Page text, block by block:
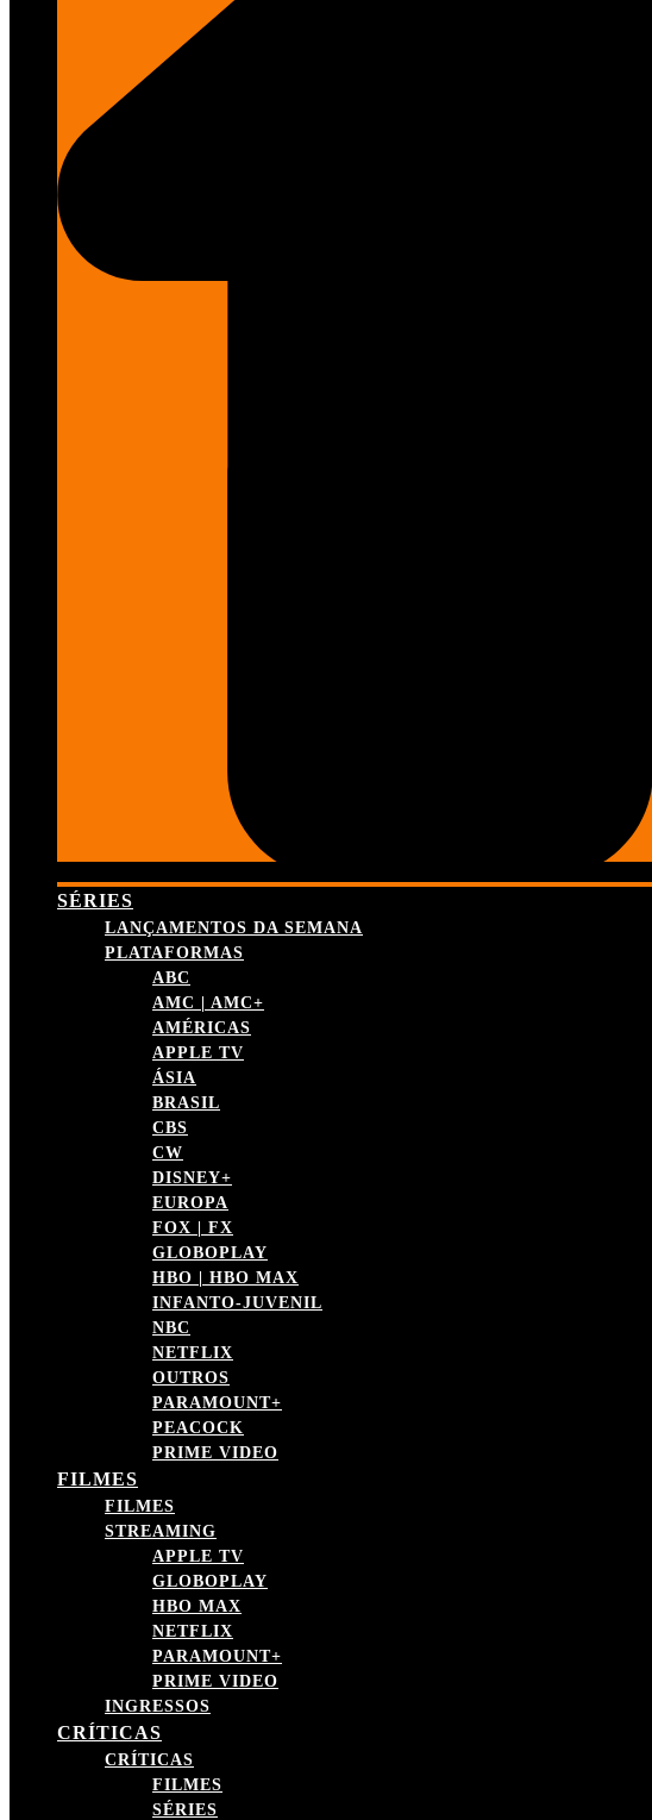
SÉRIES
LANÇAMENTOS DA SEMANA
PLATAFORMAS
ABC
AMC | AMC+
AMÉRICAS
APPLE TV
ÁSIA
BRASIL
CBS
CW
DISNEY+
EUROPA
FOX | FX
GLOBOPLAY
HBO | HBO MAX
INFANTO-JUVENIL
NBC
NETFLIX
OUTROS
PARAMOUNT+
PEACOCK
PRIME VIDEO
FILMES
FILMES
STREAMING
APPLE TV
GLOBOPLAY
HBO MAX
NETFLIX
PARAMOUNT+
PRIME VIDEO
INGRESSOS
CRÍTICAS
CRÍTICAS
FILMES
SÉRIES